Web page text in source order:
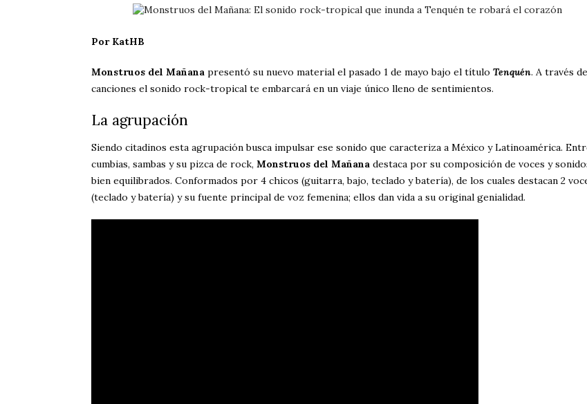
Por KatHB
Monstruos del Mañana presentó su nuevo material el pasado 1 de mayo bajo el título Tenquén. A través
canciones el sonido rock-tropical te embarcará en un viaje único lleno de sentimientos.
La agrupación
Siendo citadinos esta agrupación busca impulsar ese sonido que caracteriza a México y Latinoamérica.
cumbias, sambas y su pizca de rock, Monstruos del Mañana destaca por su composición de voces y
bien equilibrados. Conformados por 4 chicos (guitarra, bajo, teclado y batería), de los cuales destacan 2
(teclado y batería) y su fuente principal de voz femenina; ellos dan vida a su original genialidad.